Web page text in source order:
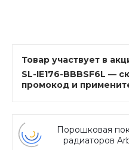
Товар участвует в
SL-IE176-BBBSF6L —
промокод и
Порошковая
радиаторов